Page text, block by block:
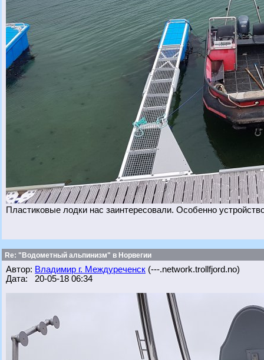
Пластиковые лодки нас заинтересовали. Особенно
Re: "Водометный альпинизм" в Норвегии
Автор: Владимир г. Междуреченск (---.network.trollfjord.no)
Дата: 20-05-18 06:34